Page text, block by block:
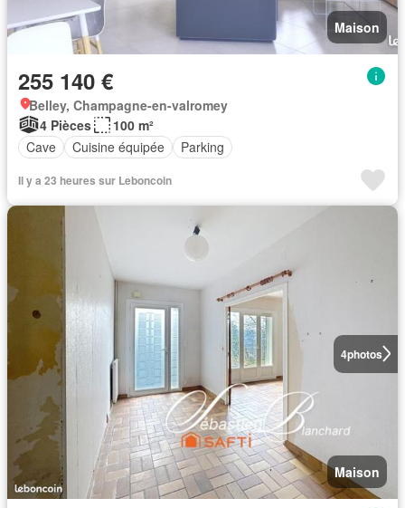
Maison
255 140 €
Belley, Champagne-en-valromey
4 Pièces
100 m²
Cave
Cuisine équipée Parking
Il y a 23 heures sur Leboncoin
4photos
Maison